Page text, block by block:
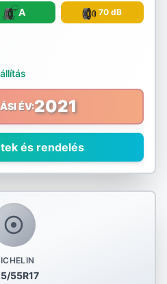
A 70 dB
ÉV:2021
és rendelés
55R17